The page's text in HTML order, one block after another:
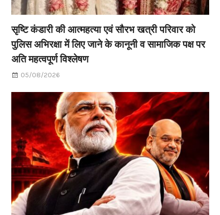
सृष्टि कंडारी की आत्महत्या एवं सौरभ खत्री परिवार को
पुलिस अभिरक्षा में लिए जाने के कानूनी व सामाजिक पक्ष पर
अति महत्वपूर्ण विश्लेषण
05/08/2026